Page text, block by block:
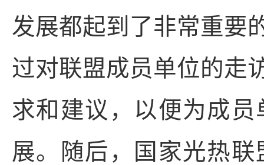
发展都起到了非常重要
过对联盟成员单位的走
求和建议，以便为成
展。随后，国家光热